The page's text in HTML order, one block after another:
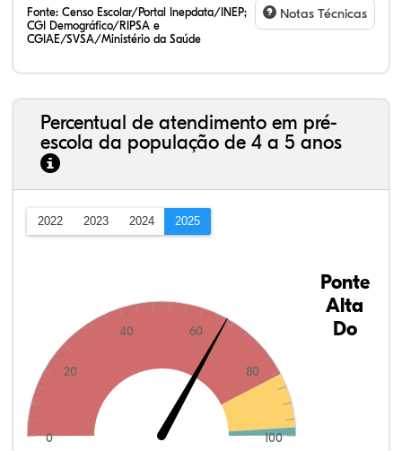
Fonte: Censo Escolar/Portal Inepdata/INEP;
CGI Demográfico/RIPSA e
CGIAE/SVSA/Ministério da Saúde
Notas Técnicas
Percentual de atendimento em pré-
escola da população de 4 a 5 anos
2022 2023 2024 2025
0
20
40 60
80
100
Ponte
Alta
Do